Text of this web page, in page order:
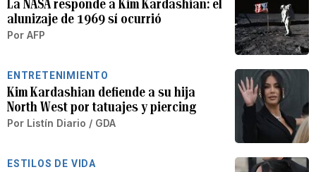
La NASA responde a Kim Kardashian: el
alunizaje de 1969 sí ocurrió
Por AFP
ENTRETENIMIENTO
Kim Kardashian defiende a su hija
North West por tatuajes y piercing
Por Listín Diario / GDA
ESTILOS DE VIDA